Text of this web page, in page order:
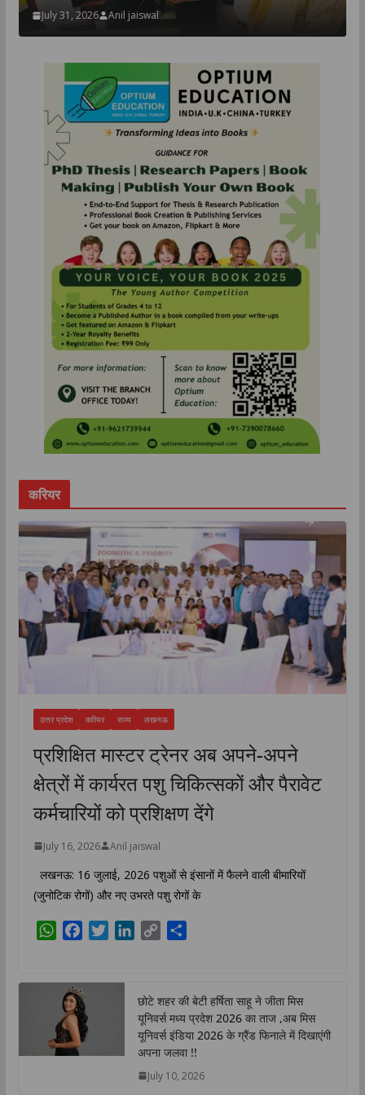
July 31, 2026 Anil jaiswal
करियर
उत्तर प्रदेश करियर राज्य लखनऊ
प्रशिक्षित मास्टर ट्रेनर अब अपने-अपने
क्षेत्रों में कार्यरत पशु चिकित्सकों और पैरावेट
कर्मचारियों को प्रशिक्षण देंगे
July 16, 2026 Anil jaiswal
लखनऊ: 16 जुलाई, 2026 पशुओं से इंसानों में फैलने वाली बीमारियों
(जुनोटिक रोगों) और नए उभरते पशु रोगों के
W
s
A
p
e
b
o
o
e
d
n
L
i
n
e
छोटे शहर की बेटी हर्षिता साहू ने जीता मिस
यूनिवर्स मध्य प्रदेश 2026 का ताज ,अब मिस
यूनिवर्स इंडिया 2026 के ग्रैंड फिनाले में दिखाएंगी
अपना जलवा !!
July 10, 2026